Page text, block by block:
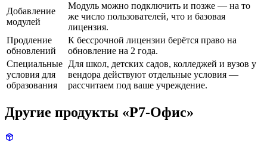
Добавление
модулей
Модуль можно подключить и позже — на то
же число пользователей, что и базовая
лицензия.
Продление
обновлений
К бессрочной лицензии берётся право на
обновление на 2 года.
Специальные
условия для
образования
Для школ, детских садов, колледжей и вузов у
вендора действуют отдельные условия —
рассчитаем под ваше учреждение.
Другие продукты «Р7-Офис»